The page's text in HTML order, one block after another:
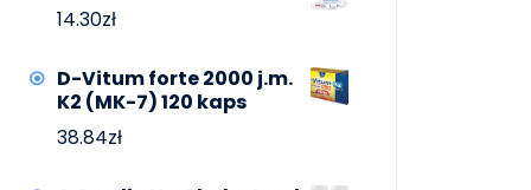
14.30zł
D-Vitum forte 2000 j.m.
K2 (MK-7) 120 kaps
38.84zł